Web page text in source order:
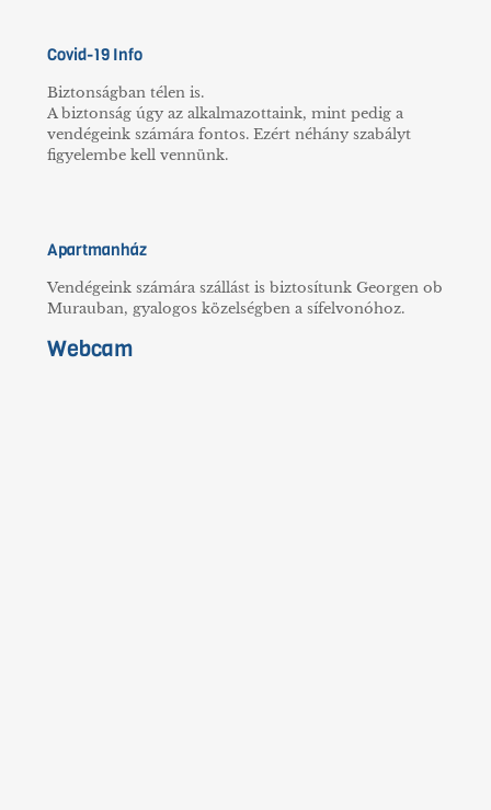
Covid-19 Info
Biztonságban télen is.
A biztonság úgy az alkalmazottaink, mint pedig a
vendégeink számára fontos. Ezért néhány szabályt
figyelembe kell vennünk.
Apartmanház
Vendégeink számára szállást is biztosítunk Georgen ob
Murauban, gyalogos közelségben a sífelvonóhoz.
Webcam